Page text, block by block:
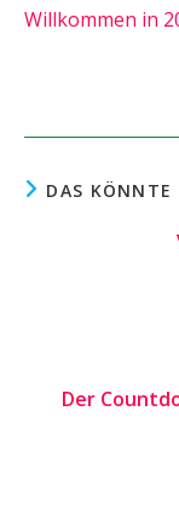
ansehen
Willkommen in
DAS KÖNNTE
Der